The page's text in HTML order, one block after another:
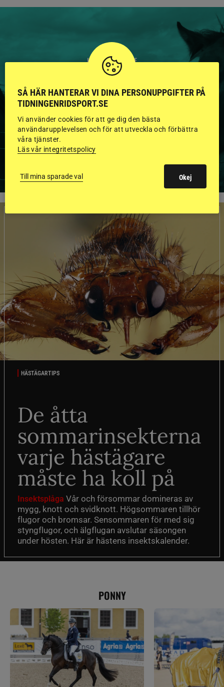
HINGSTAR ONLINE
GODKÄNDA HINGSTAR I
FLERA KATEGORIER MED
BILDER OCH FAKTA
HÄSTÄGARTIPS
De åtta
sommarinsekterna
varje hästägare
måste ha koll på
Insektsplåga Vår och försommar domineras av
mygg, knott och svidknott. Högsommaren tillhör
flugor och bromsar. Sensommaren för med sig
styngflugor, och älgflugan avslutar säsongen
under hösten. Här är hästens insektskalender.
PONNY
SÅ HÄR HANTERAR VI DINA PERSONUPPGIFTER PÅ
TIDNINGENRIDSPORT.SE
Vi använder cookies för att ge dig den bästa
användarupplevelsen och för att utveckla och förbättra
våra tjänster.
Läs vår integritetspolicy
Till mina sparade val Okej